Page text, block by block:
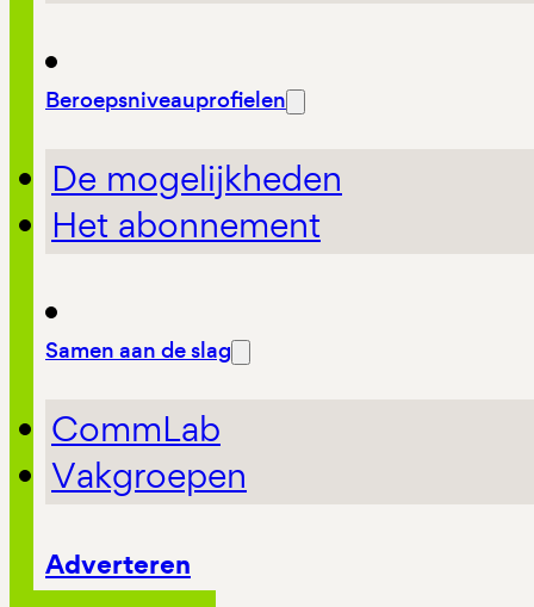
Beroepsniveauprofielen
De mogelijkheden
Het abonnement
Samen aan de slag
CommLab
Vakgroepen
Adverteren